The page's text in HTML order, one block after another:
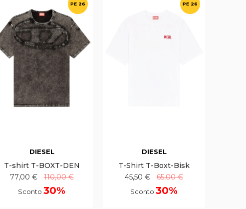
PE 26
DIESEL
T-shirt T-BOXT-DEN
77,00 €
110,00 €
Sconto 30%
PE 26
DIESEL
T-Shirt T-Boxt-Bisk
45,50 €
65,00 €
Sconto 30%